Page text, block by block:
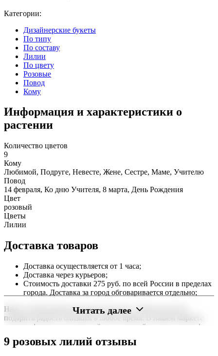
Категории:
Дизайнерские букеты
По типу
По составу
Лилии
По цвету
Розовые
Повод
Кому
Информация и характеристики о
растении
Количество цветов
9
Кому
Любимой, Подруге, Невесте, Жене, Сестре, Маме, Учителю
Повод
14 февраля, Ко дню Учителя, 8 марта, День Рождения
Цвет
розовый
Цветы
Лилии
Доставка товаров
Доставка осуществляется от 1 часа;
Доставка через курьеров;
Стоимость доставки 275 руб. по всей России в пределах
города. Доставка за город обговаривается отдельно;
Наша служба работает круглосуточно, чтобы вы могли
подарить радость близким в любое время. В нашем маркете
можно оформить заказ онлайн с доставкой на дом или в офис
Читать далее
9 розовых лилий отзывы